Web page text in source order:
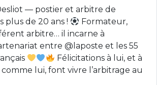
— postier et arbitre de
plus de 20 ans !
Formateur,
arbitre… il incarne à
entre @laposte et les 55
Félicitations à lui, et à
lui, font vivre l’arbitrage au